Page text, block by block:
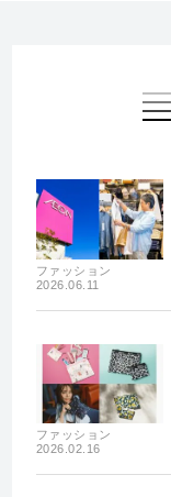
ファッション
2026.06.11
ファッション
2026.02.16